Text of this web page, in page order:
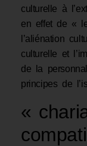
culturelle à
en effet de «
l’aliénation
culturelle et
de la
principes de
«